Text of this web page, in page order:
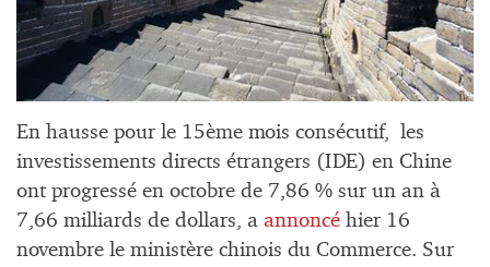
En hausse pour le 15ème mois consécutif, les
investissements directs étrangers (IDE) en Chine
ont progressé en octobre de 7,86 % sur un an à
7,66 milliards de dollars, a annoncé hier 16
novembre le ministère chinois du Commerce. Sur